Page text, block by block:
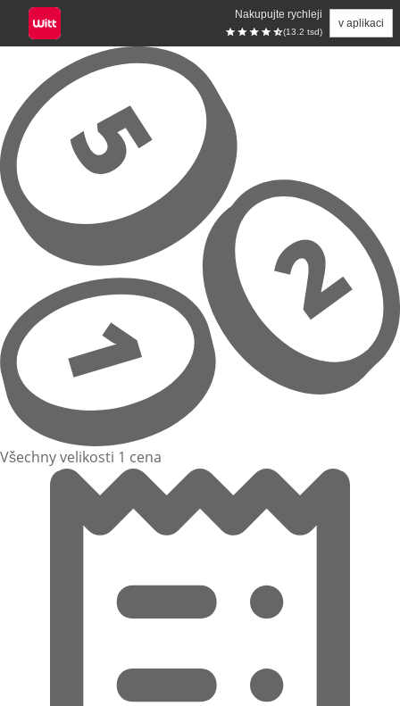
Nakupujte rychleji
(13.2 tsd)
v aplikaci
Přeskočit na hlavní obsah
Všechny velikosti 1 cena